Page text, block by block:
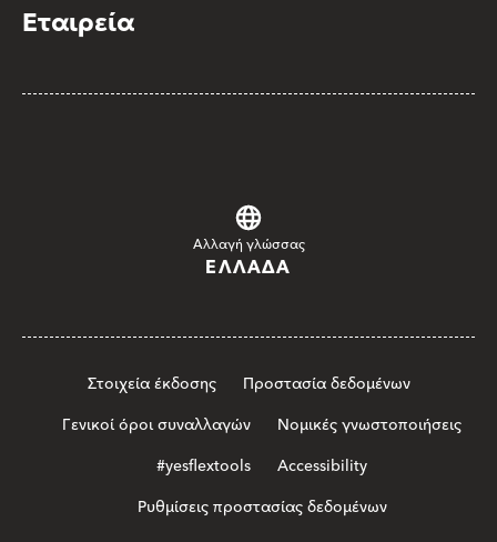
Εταιρεία
Αλλαγή γλώσσας
ΕΛΛΆΔΑ
Στοιχεία έκδοσης
Προστασία δεδομένων
Γενικοί όροι συναλλαγών
Νομικές γνωστοποιήσεις
#yesflextools
Accessibility
Ρυθμίσεις προστασίας δεδομένων